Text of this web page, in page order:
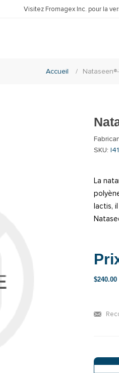
Visitez Fromagex Inc. pour la
Accueil /
SKU:
La
lactis,
$240.00